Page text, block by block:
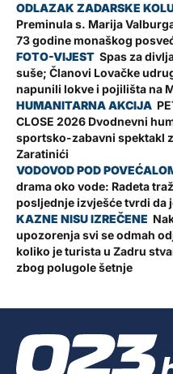
Preminula s. Marija
73 godine monaškog
Spas za
suše; Članovi Lovačke
napunili lokve i pojilišta na
CLOSE 2026 Dvodnevni
sportsko-zabavni spektakl
Zaratinići
drama oko vode: Radeta
posljednje izvješće tvrdi da
upozorenja svi se odmah
koliko je turista u Zadru
zbog polugole šetnje